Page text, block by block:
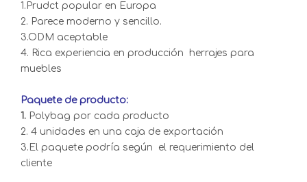
1.Prudct popular en Europa
2. Parece moderno y sencillo.
3.ODM aceptable
4. Rica experiencia en producción herrajes para
muebles
Paquete de producto:
1. Polybag por cada producto
2. 4 unidades en una caja de exportación
3.El paquete podría según el requerimiento del
cliente